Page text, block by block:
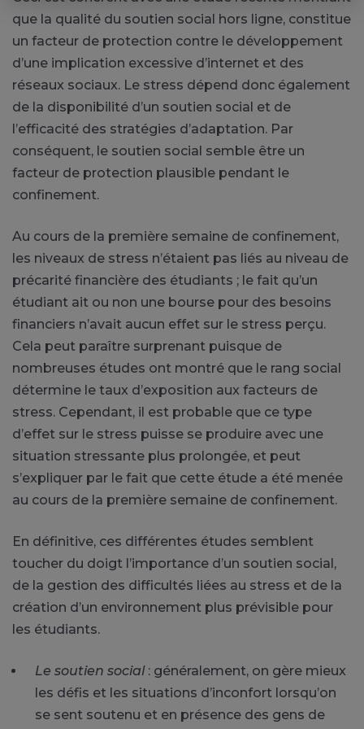
que la qualité du soutien social hors ligne, constitue
un facteur de protection contre le développement
d’une implication excessive d’internet et des
réseaux sociaux. Le stress dépend donc également
de la disponibilité d’un soutien social et de
l’efficacité des stratégies d’adaptation. Par
conséquent, le soutien social semble être un
facteur de protection plausible pendant le
confinement.
Au cours de la première semaine de confinement,
les niveaux de stress n’étaient pas liés au niveau de
précarité financière des étudiants ; le fait qu’un
étudiant ait ou non une bourse pour des besoins
financiers n’avait aucun effet sur le stress perçu.
Cela peut paraître surprenant puisque de
nombreuses études ont montré que le rang social
détermine le taux d’exposition aux facteurs de
stress. Cependant, il est probable que ce type
d’effet sur le stress puisse se produire avec une
situation stressante plus prolongée, et peut
s’expliquer par le fait que cette étude a été menée
au cours de la première semaine de confinement.
En définitive, ces différentes études semblent
toucher du doigt l’importance d’un soutien social,
de la gestion des difficultés liées au stress et de la
création d’un environnement plus prévisible pour
les étudiants.
Le soutien social : généralement, on gère mieux
les défis et les situations d’inconfort lorsqu’on
se sent soutenu et en présence des gens de